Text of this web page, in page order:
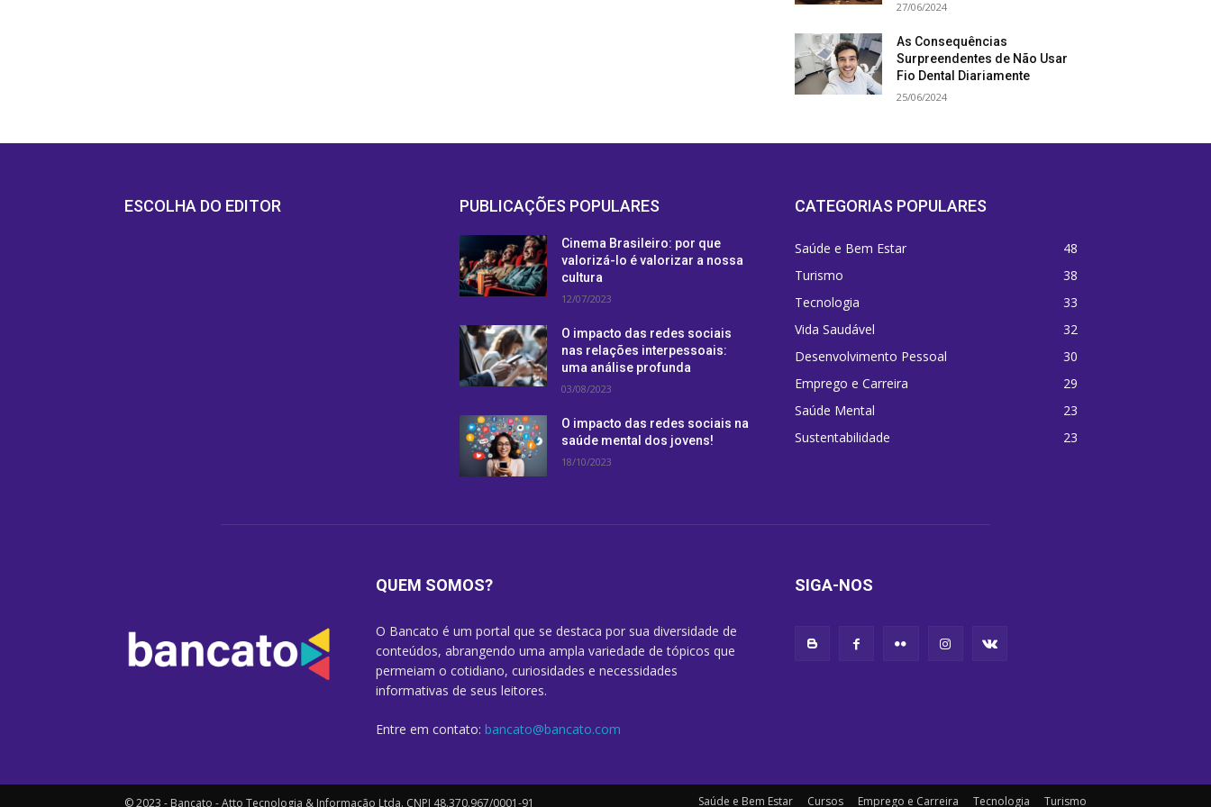
27/06/2024
As Consequências
Surpreendentes de Não Usar
Fio Dental Diariamente
25/06/2024
ESCOLHA DO EDITOR PUBLICAÇÕES POPULARES
Cinema Brasileiro: por que
valorizá-lo é valorizar a nossa
cultura
12/07/2023
O impacto das redes sociais
nas relações interpessoais:
uma análise profunda
03/08/2023
O impacto das redes sociais na
saúde mental dos jovens!
18/10/2023
CATEGORIAS POPULARES
Saúde e Bem Estar
48
Turismo
38
Tecnologia
33
Vida Saudável
32
Desenvolvimento Pessoal
30
Emprego e Carreira
29
Saúde Mental
23
Sustentabilidade
23
QUEM SOMOS?
O Bancato é um portal que se destaca por sua diversidade de
conteúdos, abrangendo uma ampla variedade de tópicos que
permeiam o cotidiano, curiosidades e necessidades
informativas de seus leitores.
Entre em contato: bancato@bancato.com
SIGA-NOS
© 2023 - Bancato - Atto Tecnologia & Informação Ltda. CNPJ 48.370.967/0001-91 Saúde e Bem Estar Cursos Emprego e Carreira Tecnologia Turismo